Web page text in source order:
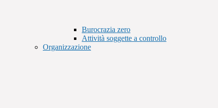
Burocrazia zero
Attività soggette a controllo
Organizzazione